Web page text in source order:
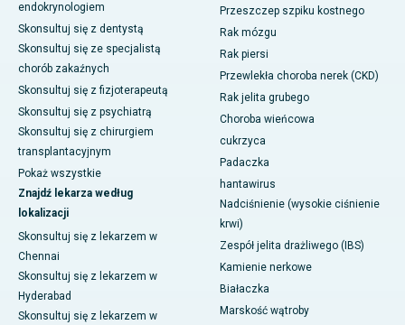
endokrynologiem
Skonsultuj się z dentystą
Skonsultuj się ze specjalistą
chorób zakaźnych
Skonsultuj się z fizjoterapeutą
Skonsultuj się z psychiatrą
Skonsultuj się z chirurgiem
transplantacyjnym
Pokaż wszystkie
Znajdź lekarza według
lokalizacji
Skonsultuj się z lekarzem w
Chennai
Skonsultuj się z lekarzem w
Hyderabad
Skonsultuj się z lekarzem w
Przeszczep szpiku kostnego
Rak mózgu
Rak piersi
Przewlekła choroba nerek (CKD)
Rak jelita grubego
Choroba wieńcowa
cukrzyca
Padaczka
hantawirus
Nadciśnienie (wysokie ciśnienie
krwi)
Zespół jelita drażliwego (IBS)
Kamienie nerkowe
Białaczka
Marskość wątroby